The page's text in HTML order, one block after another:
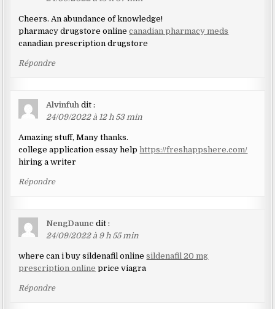
Cheers. An abundance of knowledge!
pharmacy drugstore onlinecanadian pharmacy meds
canadian prescription drugstore
Répondre
Alvinfuh dit :
24/09/2022 à 12 h 53 min
Amazing stuff, Many thanks.
college application essay helphttps://freshappshere.com/
hiring a writer
Répondre
NengDaunc dit :
24/09/2022 à 9 h 55 min
where can i buy sildenafil onlinesildenafil 20 mg
prescription online price viagra
Répondre